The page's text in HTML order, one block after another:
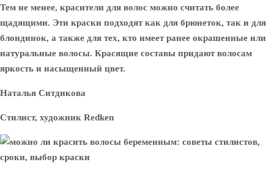
Тем не менее, красители для волос можно считать более
щадящими. Эти краски подходят как для брюнеток, так и для
блондинок, а также для тех, кто имеет ранее окрашенные или
натуральные волосы. Красящие составы придают волосам
яркость и насыщенный цвет.
Наталья Ситдикова
Стилист, художник Redken